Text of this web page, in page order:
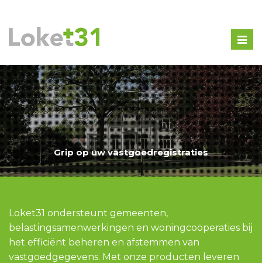
Grip op uw vastgoedregistraties
Loket31 ondersteunt gemeenten,
belastingsamenwerkingen en woningcoöperaties bij
het efficiënt beheren en afstemmen van
vastgoedgegevens. Met onze producten leveren